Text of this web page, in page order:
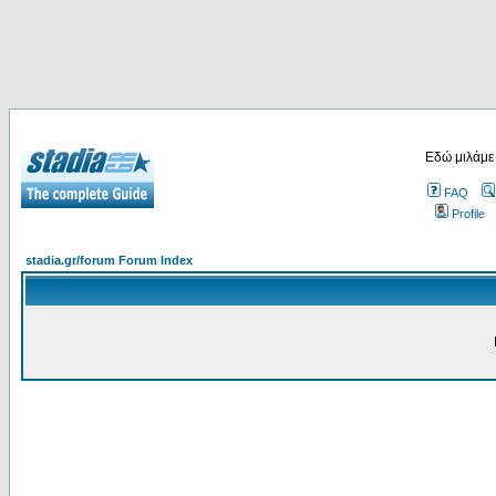
Εδώ
FAQ
Profile
stadia.gr/forum Forum Index